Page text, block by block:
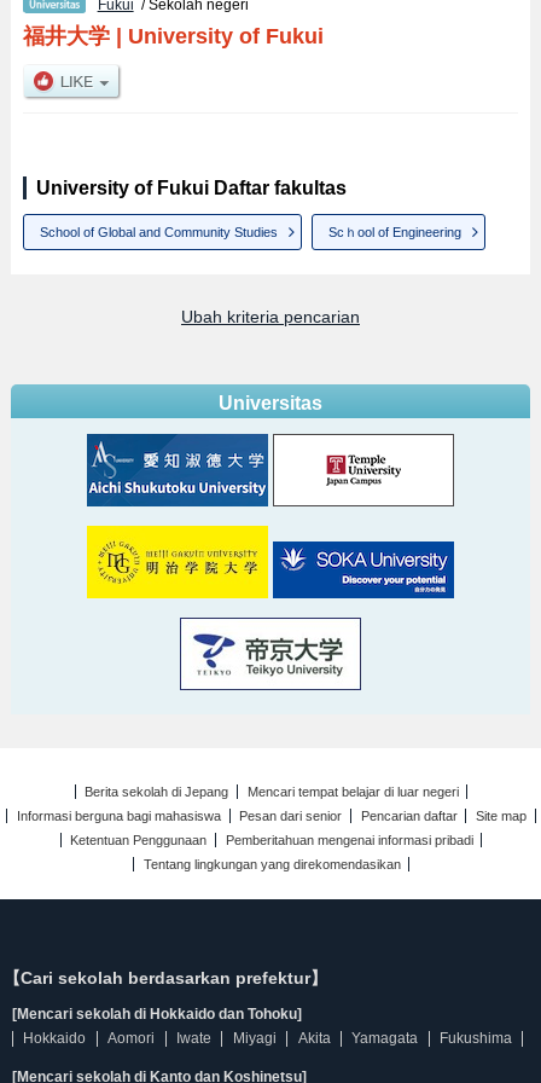
Fukui / Sekolah negeri
福井大学| University of Fukui
University of Fukui Daftar fakultas
School of Global and Community Studies Scｈool of Engineering
Ubah kriteria pencarian
Universitas
Berita sekolah di Jepang
Mencari tempat belajar di luar negeri
Informasi berguna bagi mahasiswa
Pesan dari senior Pencarian daftar
Site map
Ketentuan Penggunaan
Pemberitahuan mengenai informasi pribadi
Tentang lingkungan yang direkomendasikan
【Cari sekolah berdasarkan prefektur】
[Mencari sekolah di Hokkaido dan Tohoku]
Hokkaido
Aomori Iwate Miyagi Akita Yamagata Fukushima
[Mencari sekolah di Kanto dan Koshinetsu]